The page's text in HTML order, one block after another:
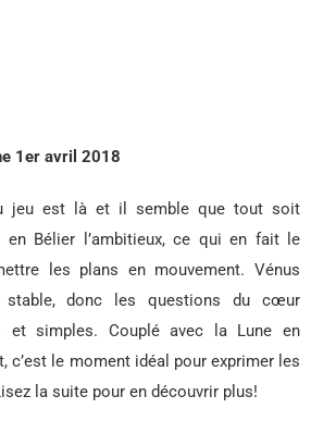
1er avril 2018
jeu est là et il semble que tout soit
en Bélier l’ambitieux, ce qui en fait le
les plans en mouvement. Vénus
stable, donc les questions du cœur
et simples. Couplé avec la Lune en
c’est le moment idéal pour exprimer les
la suite pour en découvrir plus!